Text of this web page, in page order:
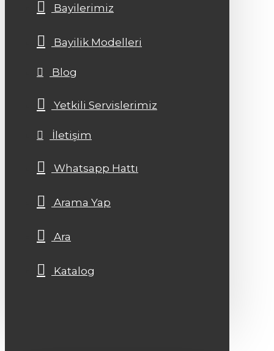
Bayilerimiz
Bayilik Modelleri
Blog
Yetkili Servislerimiz
İletişim
Whatsapp Hattı
Arama Yap
Ara
Katalog